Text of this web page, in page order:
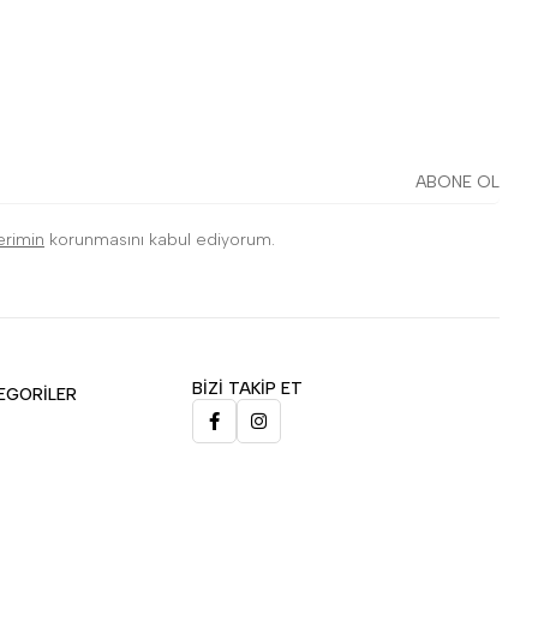
ABONE OL
korunmasını kabul ediyorum.
BİZİ TAKİP ET